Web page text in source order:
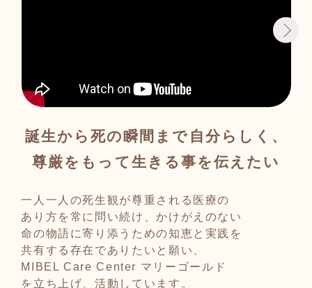
誕生から死の瞬間まで自分らしく、
尊厳をもって生きる事を伝えたい
一人一人の死生観が尊重される医療の
あり方を常に問い続け、かけがえのない
命の物語に寄り添うための知恵と実践を
共有する存在でありたいと願い、
MIBEL Care Center マリーゴールド
を立ち上げ、活動しています。